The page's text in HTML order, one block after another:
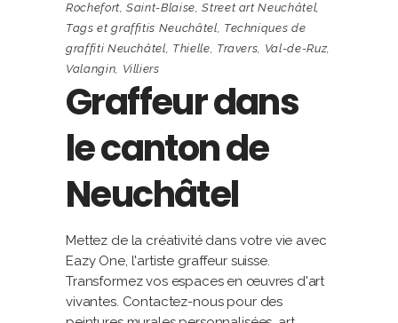
Rochefort,Saint-Blaise,Street art Neuchâtel,
Tags et graffitis Neuchâtel, Techniques de
graffiti Neuchâtel, Thielle, Travers, Val-de-Ruz,
Valangin, Villiers
Graffeur dans
le canton de
Neuchâtel
Mettez de la créativité dans votre vie avec
Eazy One, l'artiste graffeur suisse.
Transformez vos espaces en œuvres d'art
vivantes. Contactez-nous pour des